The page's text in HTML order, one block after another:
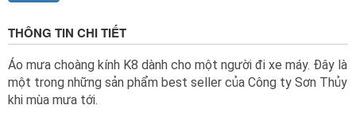
THÔNG TIN CHI TIẾT
Áo mưa choàng kính K8 dành cho một người đi xe máy. Đây là
một trong những sản phẩm best seller của Công ty Sơn Thủy
khi mùa mưa tới.